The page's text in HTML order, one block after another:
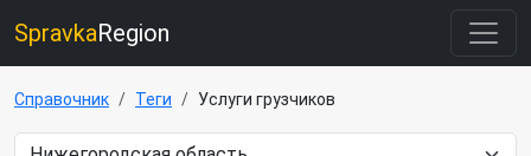
SpravkaRegion
Справочник Теги Услуги грузчиков